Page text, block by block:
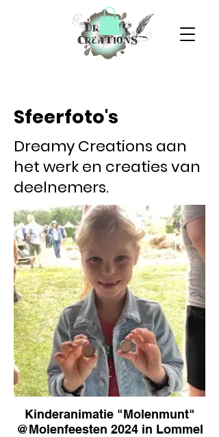
Sfeerfoto's
Dreamy Creations aan
het werk en creaties van
deelnemers.
Kinderanimatie "Molenmunt"
@Molenfeesten 2024 in Lommel